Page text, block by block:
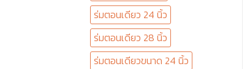
ร่มตอนเดียว 24 นิ้ว
ร่มตอนเดียว 28 นิ้ว
ร่มตอนเดียวขนาด 24 นิ้ว